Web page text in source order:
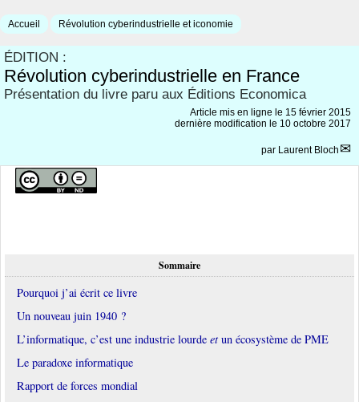
Accueil Révolution cyberindustrielle et iconomie
ÉDITION :
Révolution cyberindustrielle en France
Présentation du livre paru aux Éditions Economica
Article mis en ligne le 15 février 2015
dernière modification le 10 octobre 2017
par Laurent Bloch
Sommaire
Pourquoi j’ai écrit ce livre
Un nouveau juin 1940 ?
L’informatique, c’est une industrie lourde et un écosystème de PME
Le paradoxe informatique
Rapport de forces mondial